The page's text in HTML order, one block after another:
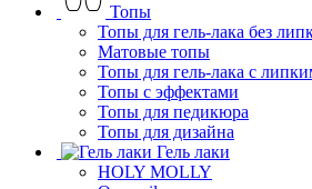
Топы
Топы для гель-лака без
Матовые топы
Топы для гель-лака с
Топы с эффектами
Топы для педикюра
Топы для дизайна
Гель лаки
HOLY MOLLY